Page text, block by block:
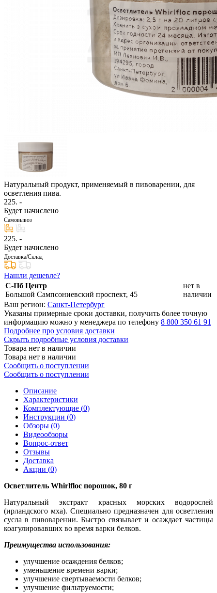
Натуральный продукт, применяемый в пивоварении, для
осветления пива.
225. -
Будет начислено
Самовывоз
225. -
Будет начислено
Доставка/Склад
Нашли дешевле?
С-Пб Центр
Большой Сампсониевский проспект, 45
нет в
наличии
Ваш регион: Санкт-Петербург
Указаны примерные сроки доставки, получить более точную
информацию можно у менеджера по телефону 8 800 350 61 91
Подробнее про условия доставки
Скрыть подробные условия доставки
Товара нет в наличии
Товара нет в наличии
Сообщить о поступлении
Сообщить о поступлении
Описание
Характеристики
Комплектующие (0)
Инструкции (0)
Обзоры (0)
Видеообзоры
Вопрос-ответ
Отзывы
Доставка
Акции (0)
Осветлитель Whirlfloc порошок, 80 г
Натуральный экстракт красных морских водорослей
(ирландского мха). Специально предназначен для осветления
сусла в пивоварении. Быстро связывает и осаждает частицы
коагулировавших во время варки белков.
Преимущества использования:
улучшение осаждения белков;
уменьшение времени варки;
улучшение свертываемости белков;
улучшение фильтруемости;